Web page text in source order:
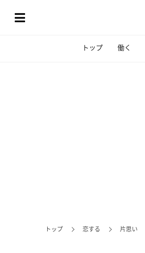
トップ 働く
トップ 恋する 片思い